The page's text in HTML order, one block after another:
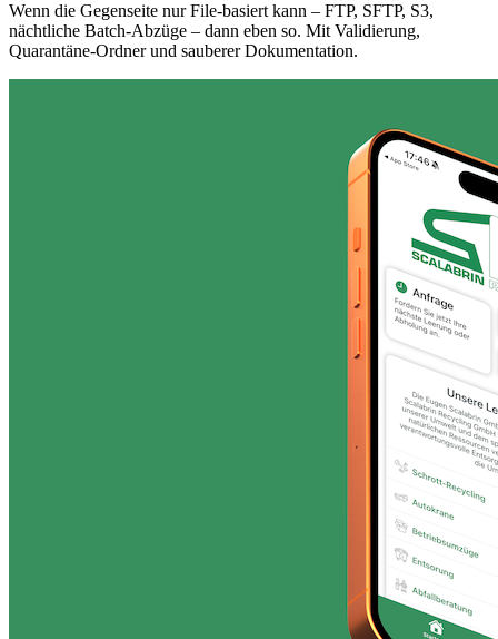
Wenn die Gegenseite nur File-basiert kann – FTP, SFTP, S3,
nächtliche Batch-Abzüge – dann eben so. Mit Validierung,
Quarantäne-Ordner und sauberer Dokumentation.